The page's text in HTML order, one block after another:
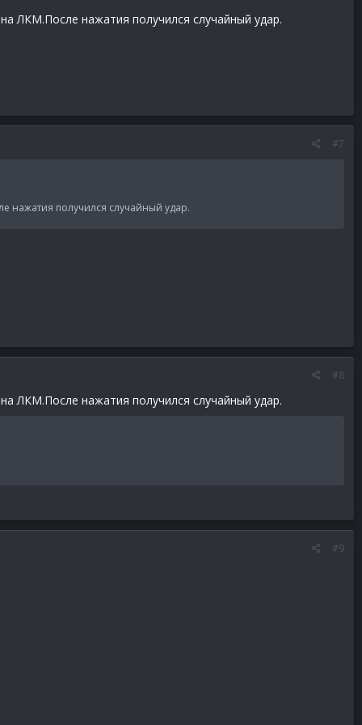
ЛКМ.После нажатия получился случайный удар.
#7
нажатия получился случайный удар.
#8
ЛКМ.После нажатия получился случайный удар.
#9